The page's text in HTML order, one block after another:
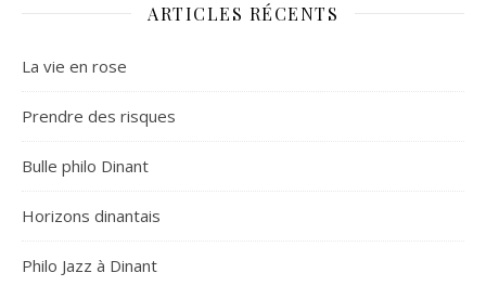
ARTICLES RÉCENTS
La vie en rose
Prendre des risques
Bulle philo Dinant
Horizons dinantais
Philo Jazz à Dinant